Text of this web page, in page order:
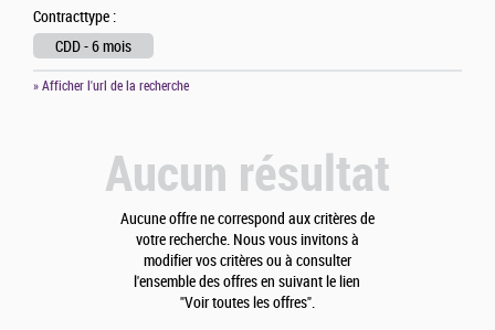
Contracttype :
CDD - 6 mois
» Afficher l'url de la recherche
Aucun résultat
Aucune offre ne correspond aux critères de
votre recherche. Nous vous invitons à
modifier vos critères ou à consulter
l'ensemble des offres en suivant le lien
"Voir toutes les offres".